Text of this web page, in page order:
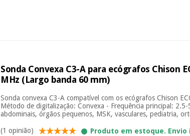
Sonda Convexa C3-A para ecógrafos Chison
MHz (Largo banda 60 mm)
Sonda convexa C3-A compatível com os ecógrafos Chison
Método de digitalização: Convexa - Frequência principal:
abdominais, órgãos pequenos, MSK, vasculares, pediatria,
(1 opinião)
Produto em estoque. Envio